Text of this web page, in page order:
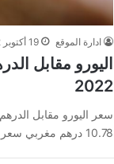
ادارة الموقع 19 أكتوبر 2022
2022
10.78 درهم مغربي سعر اليورو بالدرهم المغربي…